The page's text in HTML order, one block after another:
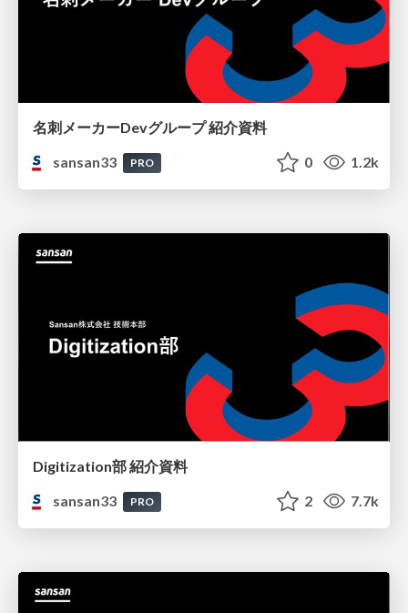
名刺メーカーDevグループ 紹介資料
sansan33
PRO 0 1.2k
Digitization部 紹介資料
sansan33
PRO 2 7.7k